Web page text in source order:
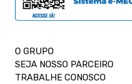
O GRUPO
SEJA NOSSO PARCEIRO
TRABALHE CONOSCO